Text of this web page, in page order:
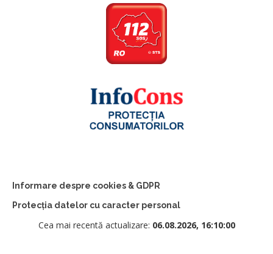
Informare despre cookies & GDPR
Protecția datelor cu caracter personal
Cea mai recentă actualizare: 06.08.2026, 16:10:00